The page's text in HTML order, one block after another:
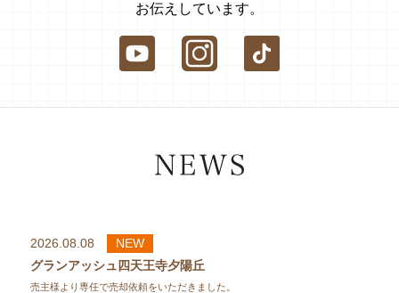
お伝えしています。
2026.08.08
NEW
グランアッシュ四天王寺夕陽丘
売主様より専任で売却依頼をいただきました。